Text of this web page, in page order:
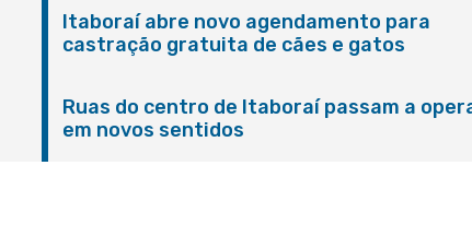
Itaboraí abre novo agendamento para
castração gratuita de cães e gatos
Ruas do centro de Itaboraí passam a
em novos sentidos